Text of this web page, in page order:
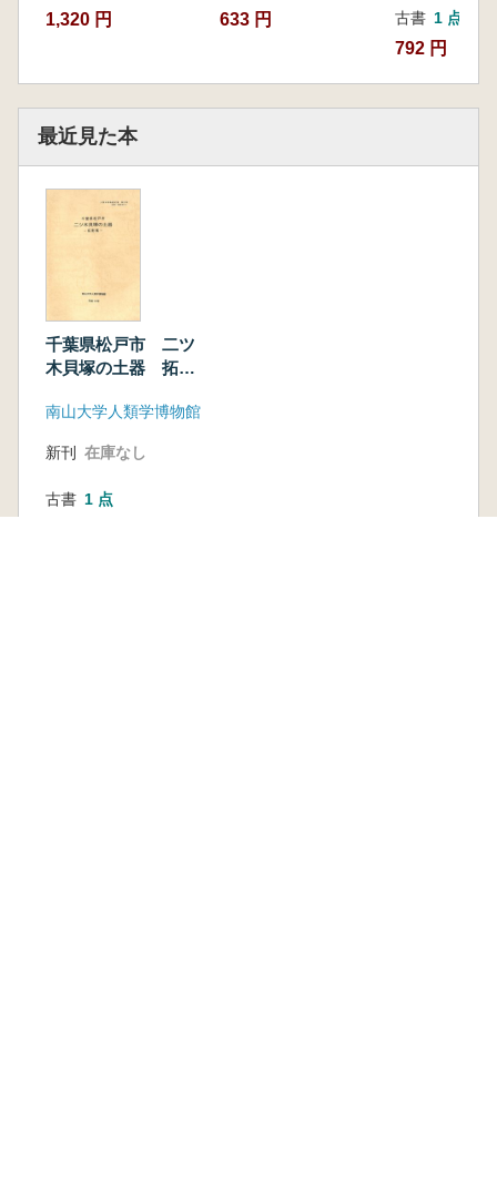
1,320 円 633 円 古書 1 点
792 円
最近見た本
千葉県松戸市 二ツ
木貝塚の土器 拓影
南山大学人類学博物館
新刊 在庫なし
古書 1 点